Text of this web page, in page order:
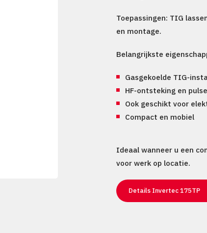
Toepassingen: TIG
en montage.
Belangrijkste
Gasgekoelde TIG-
HF-ontsteking en
Ook geschikt voor
Compact en mobiel
Ideaal wanneer u een
voor werk op locatie.
Details Invertec 175TP